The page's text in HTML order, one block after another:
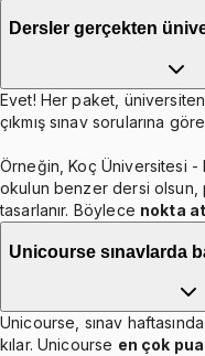
Dersler gerçekten
Evet! Her paket,
çıkmış sınav sorularına göre
Örneğin, Koç Üniversitesi -
okulun benzer dersi
tasarlanır. Böylece nokta
Unicourse sınavlarda
Unicourse, sınav haftasında
kılar. Unicourse en çok